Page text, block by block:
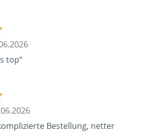
top“
Bestellung, netter